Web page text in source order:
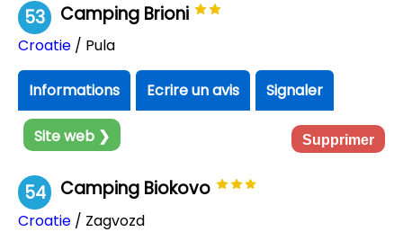
53 Camping Brioni
Croatie / Pula
Informations Ecrire un avis Signaler
Site web ❯ Supprimer
54 Camping Biokovo
Croatie / Zagvozd